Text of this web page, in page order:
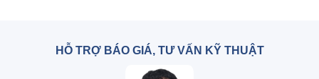
HỖ TRỢ BÁO GIÁ, TƯ VẤN KỸ THUẬT